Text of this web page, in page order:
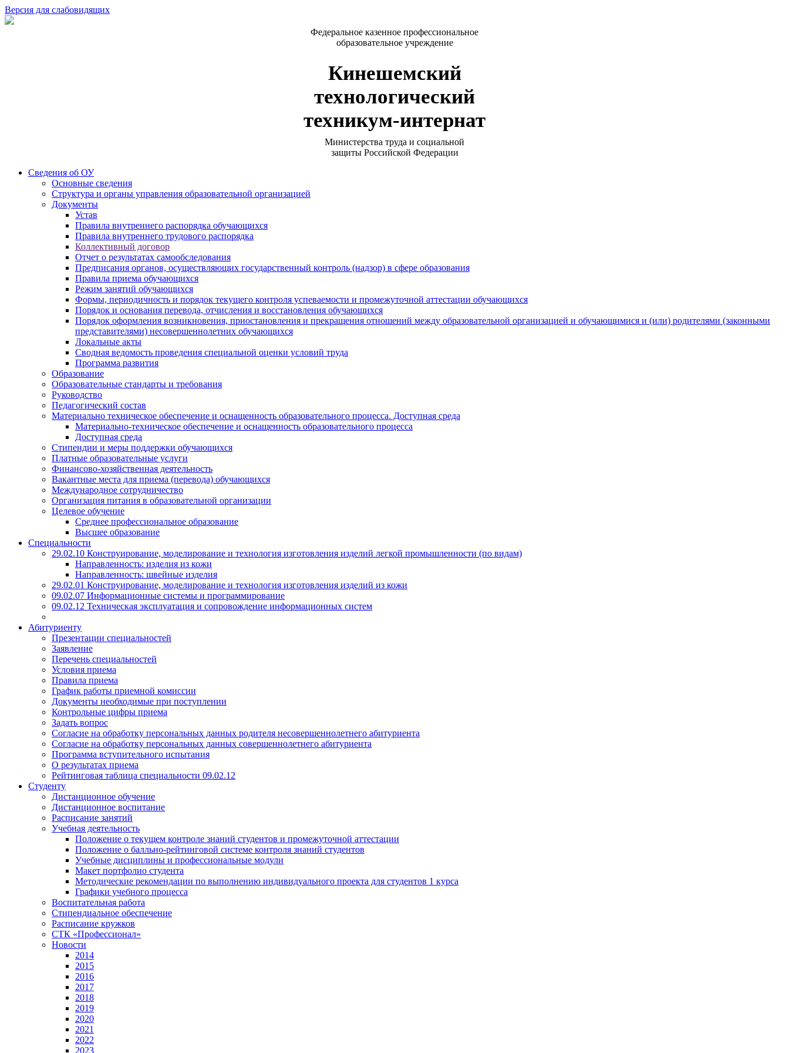
Версия для слабовидящих
Федеральное казенное профессиональное
образовательное учреждение
Кинешемский
технологический
техникум-интернат
Министерства труда и социальной
защиты Российской Федерации
Сведения об ОУ
Основные сведения
Структура и органы управления образовательной организацией
Документы
Устав
Правила внутреннего распорядка обучающихся
Правила внутреннего трудового распорядка
Коллективный договор
Отчет о результатах самообследования
Предписания органов, осуществляющих государственный контроль (надзор) в сфере образования
Правила приема обучающихся
Режим занятий обучающихся
Формы, периодичность и порядок текущего контроля успеваемости и промежуточной аттестации обучающихся
Порядок и основания перевода, отчисления и восстановления обучающихся
Порядок оформления возникновения, приостановления и прекращения отношений между образовательной организацией и обучающимися и (или) родителями (законными
представителями) несовершеннолетних обучающихся
Локальные акты
Сводная ведомость проведения специальной оценки условий труда
Программа развития
Образование
Образовательные стандарты и требования
Руководство
Педагогический состав
Материально техническое обеспечение и оснащенность образовательного процесса. Доступная среда
Материально-техническое обеспечение и оснащенность образовательного процесса
Доступная среда
Стипендии и меры поддержки обучающихся
Платные образовательные услуги
Финансово-хозяйственная деятельность
Вакантные места для приема (перевода) обучающихся
Международное сотрудничество
Организация питания в образовательной организации
Целевое обучение
Среднее профессиональное образование
Высшее образование
Специальности
29.02.10 Конструирование, моделирование и технология изготовления изделий легкой промышленности (по видам)
Направленность: изделия из кожи
Направленность: швейные изделия
29.02.01 Конструирование, моделирование и технология изготовления изделий из кожи
09.02.07 Информационные системы и программирование
09.02.12 Техническая эксплуатация и сопровождение информационных систем
Абитуриенту
Презентации специальностей
Заявление
Перечень специальностей
Условия приема
Правила приема
График работы приемной комиссии
Документы необходимые при поступлении
Контрольные цифры приема
Задать вопрос
Согласие на обработку персональных данных родителя несовершеннолетнего абитуриента
Согласие на обработку персональных данных совершеннолетнего абитуриента
Программа вступительного испытания
О результатах приема
Рейтинговая таблица специальности 09.02.12
Студенту
Дистанционное обучение
Дистанционное воспитание
Расписание занятий
Учебная деятельность
Положение о текущем контроле знаний студентов и промежуточной аттестации
Положение о балльно-рейтинговой системе контроля знаний студентов
Учебные дисциплины и профессиональные модули
Макет портфолио студента
Методические рекомендации по выполнению индивидуального проекта для студентов 1 курса
Графики учебного процесса
Воспитательная работа
Стипендиальное обеспечение
Расписание кружков
СТК «Профессионал»
Новости
2014
2015
2016
2017
2018
2019
2020
2021
2022
2023